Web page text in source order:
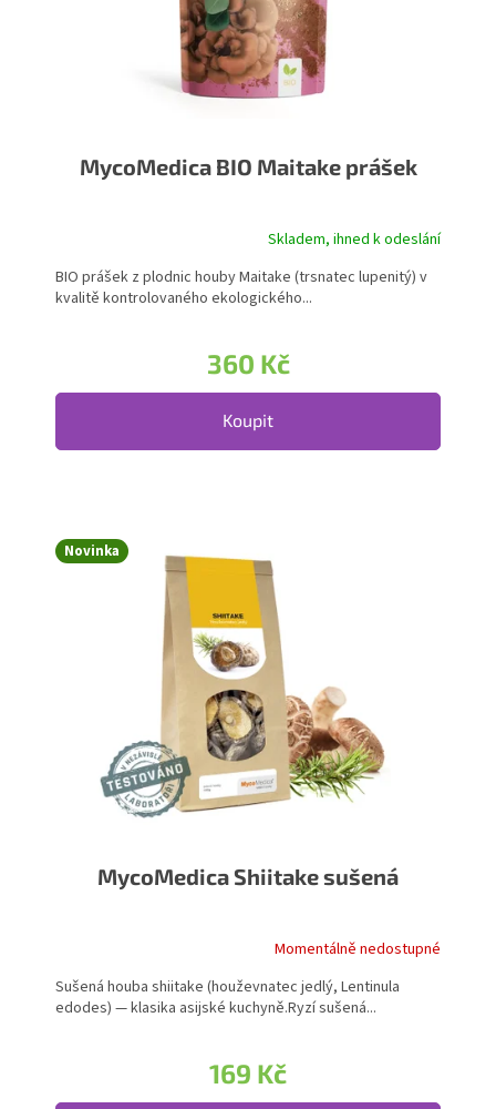
MycoMedica BIO Maitake prášek
Skladem, ihned k odeslání
360 Kč
Koupit
BIO prášek z plodnic houby Maitake (trsnatec lupenitý) v
kvalitě kontrolovaného ekologického...
Novinka
MycoMedica Shiitake sušená
Momentálně nedostupné
169 Kč
Sušená houba shiitake (houževnatec jedlý, Lentinula
edodes) — klasika asijské kuchyně.Ryzí sušená...